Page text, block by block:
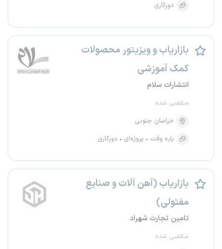
دورکاری
بازاریاب و ویزیتور محصولات
کمک آموزشی
انتشارات سلام
منقضی شده
خراسان جنوبی
پاره وقت
پروژه‌ای دورکاری
بازاریاب (آهن آلات و صنایع
مفتولی)
تامین تجارت شهراد
منقضی شده